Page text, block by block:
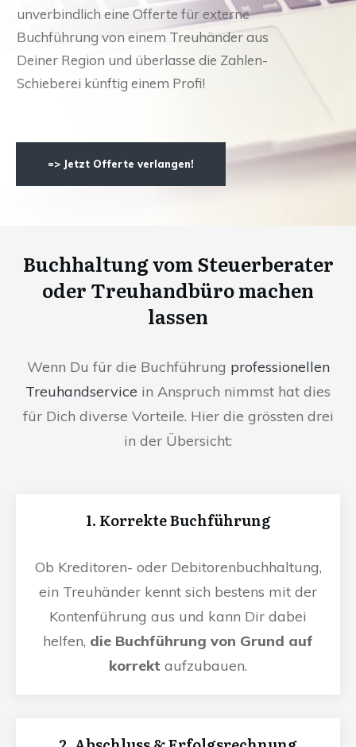
unverbindlich eine Offerte für externe
Buchführung von einem Treuhänder aus
Deiner Region und überlasse die Zahlen-
Schieberei künftig einem Profi!
=> Jetzt Offerte verlangen!
Buchhaltung vom Steuerberater
oder Treuhandbüro machen
lassen
Wenn Du für die Buchführung professionellen
Treuhandservice in Anspruch nimmst hat dies
für Dich diverse Vorteile. Hier die grössten drei
in der Übersicht:
1. Korrekte Buchführung
Ob Kreditoren- oder Debitorenbuchhaltung,
ein Treuhänder kennt sich bestens mit der
Kontenführung aus und kann Dir dabei
helfen, die Buchführung von Grund auf
korrekt aufzubauen.